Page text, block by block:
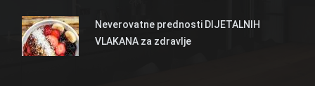
Neverovatne prednosti DIJETALNIH
VLAKANA za zdravlje